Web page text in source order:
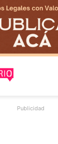
Publicidad